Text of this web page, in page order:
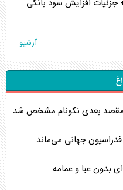
افزایش سود بانکی
آرشیو...
مقصد بعدی نکونام مشخص شد
فدراسیون جهانی می‌ماند
بدون عبا و عمامه